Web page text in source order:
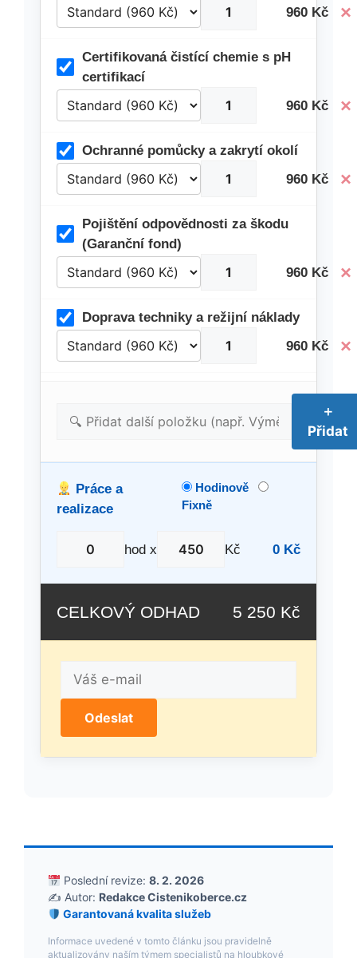
960 Kč
×
Certifikovaná čistící chemie s pH
certifikací
960 Kč
×
Ochranné pomůcky a zakrytí okolí
960 Kč
×
Pojištění odpovědnosti za škodu
(Garanční fond)
960 Kč
×
Doprava techniky a režijní náklady
960 Kč
×
＋
Přidat
Práce a
realizace
Hodinově
Fixně
hod x Kč 0 Kč
CELKOVÝ ODHAD 5 250 Kč
Odeslat
Poslední revize: 8. 2. 2026
✍️ Autor: Redakce Cistenikoberce.cz
Garantovaná kvalita služeb
Informace uvedené v tomto článku jsou pravidelně
aktualizovány naším týmem specialistů na hloubkové